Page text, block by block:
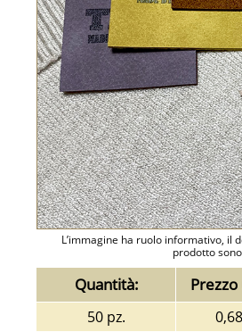
L’immagine ha ruolo informativo, il
prodotto
Quantità:
50 pz.